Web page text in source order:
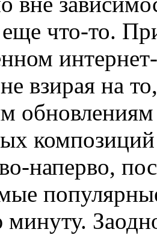
что-то.
взирая на
обновлениям
наперво,